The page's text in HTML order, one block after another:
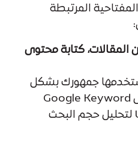
المرتبطة
المقالات، كتابة محتوى
جمهورك بشكل
متكرر، واستخدم أدوات مثل Google Keyword
Planner أو Ubersuggest لتحليل حجم البحث